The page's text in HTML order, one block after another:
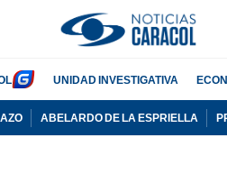
UNIDAD INVESTIGATIVA
ABELARDO DE LA ESPRIELLA